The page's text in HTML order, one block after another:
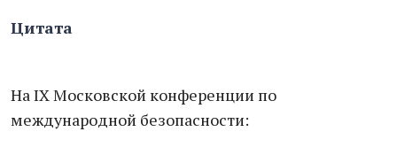
Цитата
На IX Московской конференции по
международной безопасности: